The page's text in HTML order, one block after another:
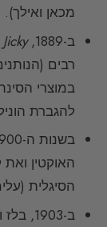
מכאן ואילך).
ב-1889,
Jicky
רבים
במוצרי
להגברת
האוקטין
הסיגלית
ב-